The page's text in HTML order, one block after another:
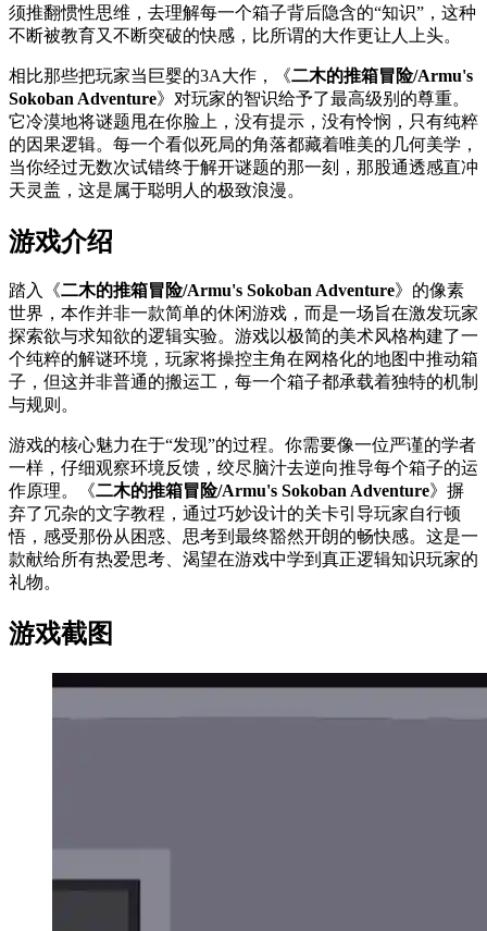
须推翻惯性思维，去理解每一个箱子背后隐含的“知识”，这种
不断被教育又不断突破的快感，比所谓的大作更让人上头。
相比那些把玩家当巨婴的3A大作，《二木的推箱冒险/Armu's
Sokoban Adventure》对玩家的智识给予了最高级别的尊重。
它冷漠地将谜题甩在你脸上，没有提示，没有怜悯，只有纯粹
的因果逻辑。每一个看似死局的角落都藏着唯美的几何美学，
当你经过无数次试错终于解开谜题的那一刻，那股通透感直冲
天灵盖，这是属于聪明人的极致浪漫。
游戏介绍
踏入《二木的推箱冒险/Armu's Sokoban Adventure》的像素
世界，本作并非一款简单的休闲游戏，而是一场旨在激发玩家
探索欲与求知欲的逻辑实验。游戏以极简的美术风格构建了一
个纯粹的解谜环境，玩家将操控主角在网格化的地图中推动箱
子，但这并非普通的搬运工，每一个箱子都承载着独特的机制
与规则。
游戏的核心魅力在于“发现”的过程。你需要像一位严谨的学者
一样，仔细观察环境反馈，绞尽脑汁去逆向推导每个箱子的运
作原理。《二木的推箱冒险/Armu's Sokoban Adventure》摒
弃了冗杂的文字教程，通过巧妙设计的关卡引导玩家自行顿
悟，感受那份从困惑、思考到最终豁然开朗的畅快感。这是一
款献给所有热爱思考、渴望在游戏中学到真正逻辑知识玩家的
礼物。
游戏截图